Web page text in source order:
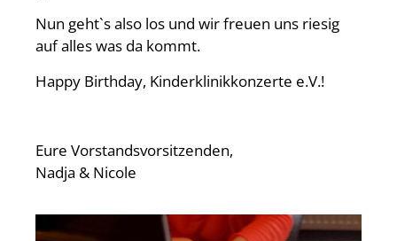
Nun geht`s also los und wir freuen uns riesig
auf alles was da kommt.
Happy Birthday, Kinderklinikkonzerte e.V.!
Eure Vorstandsvorsitzenden,
Nadja & Nicole